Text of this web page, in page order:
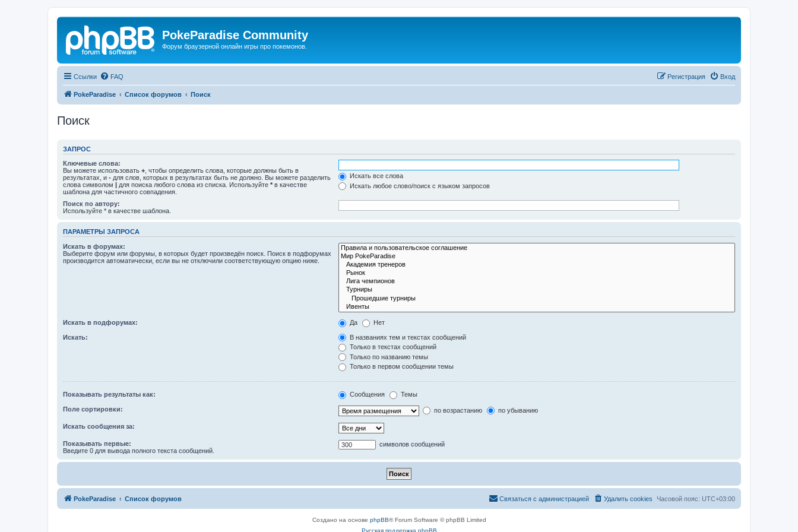
PokeParadise Community
Форум браузерной онлайн игры про покемонов.
Ссылки FAQ Вход
Регистрация
PokeParadise Список форумов Поиск
Поиск
ЗАПРОС
Ключевые слова:
Вы можете использовать + , чтобы определить слова, которые должны быть в
результатах, и - для слов, которых в результатах быть не должно. Вы можете разделить
слова символом | для поиска любого слова из списка. Используйте * в качестве
шаблона для частичного совпадения.
Искать все слова
Искать любое слово/поиск с языком запросов
Поиск по автору:
Используйте * в качестве шаблона.
ПАРАМЕТРЫ ЗАПРОСА
Искать в форумах:
Выберите форум или форумы, в которых будет произведён поиск. Поиск в подфорумах
производится автоматически, если вы не отключили соответствующую опцию ниже.
Искать в подфорумах: Да Нет
Искать:
В названиях тем и текстах сообщений
Только в текстах сообщений
Только по названию темы
Только в первом сообщении темы
Показывать результаты как: Сообщения Темы
Поле сортировки: по возрастанию по убыванию
Искать сообщения за:
Показывать первые:
Введите 0 для вывода полного текста сообщений.
символов сообщений
PokeParadise Список форумов Часовой пояс: UTC+03:00
Удалить cookies
Связаться с администрацией
Создано на основе phpBB® Forum Software © phpBB Limited
Русская поддержка phpBB